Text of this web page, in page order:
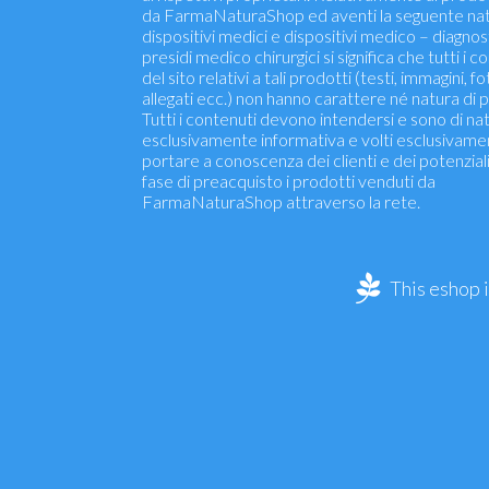
da FarmaNaturaShop ed aventi la seguente
dispositivi medici e dispositivi medico –
presidi medico chirurgici si significa che tutti i
del sito relativi a tali prodotti (testi, immagini,
allegati ecc.) non hanno carattere né natura di
Tutti i contenuti devono intendersi e sono di
esclusivamente informativa e volti
portare a conoscenza dei clienti e dei
fase di preacquisto i prodotti venduti da
FarmaNaturaShop attraverso la rete.
This eshop